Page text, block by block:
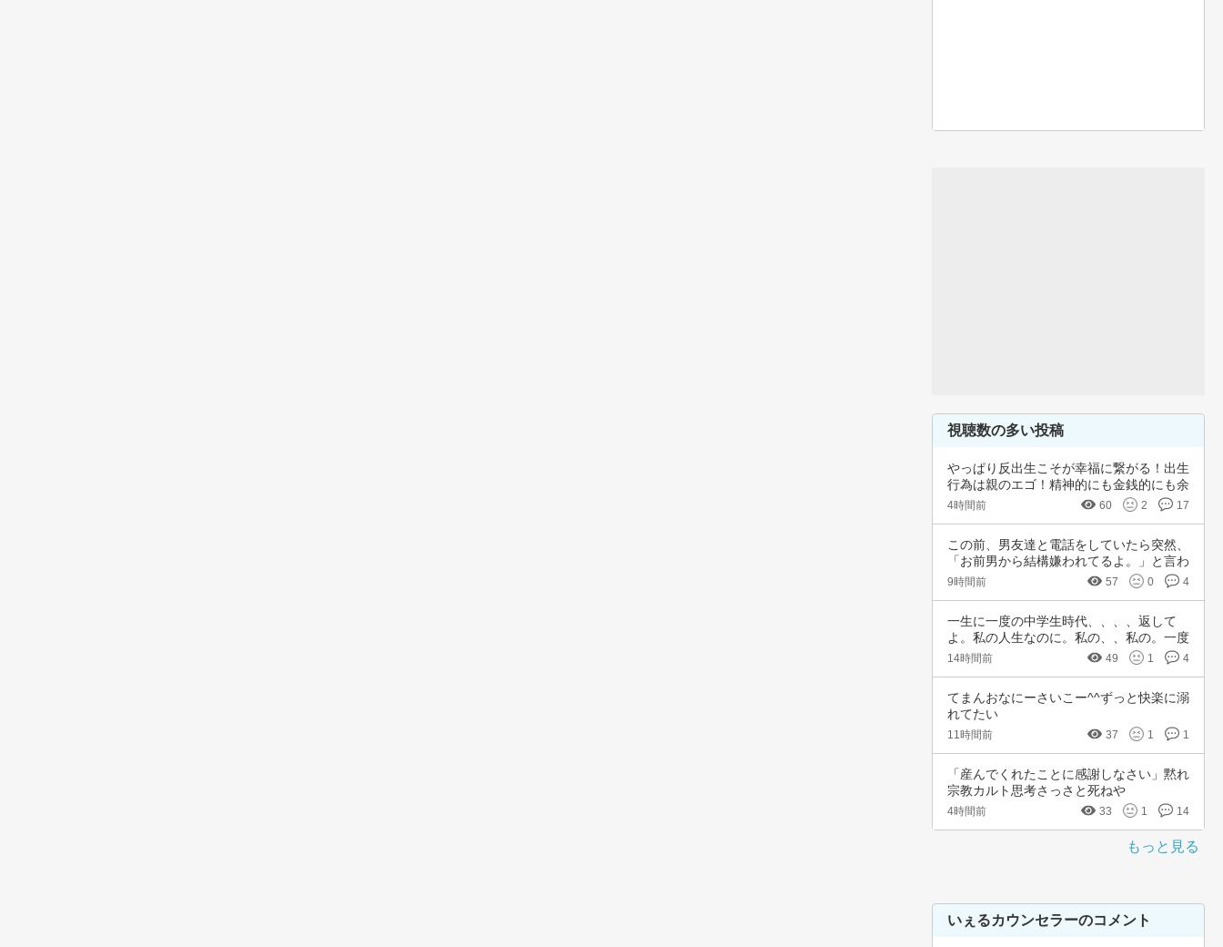
視聴数の多い投稿
やっぱり反出生こそが幸福に繋がる！出生
行為は親のエゴ！精神的にも金銭的にも余
裕ないく…
4時間前 60 2 17
この前、男友達と電話をしていたら突然、
「お前男から結構嫌われてるよ。」と言わ
れました…
9時間前 57 0 4
一生に一度の中学生時代、、、、返して
よ。私の人生なのに。私の、、私の。一度
でいいから…
14時間前 49 1 4
てまんおなにーさいこー^^ずっと快楽に溺
れてたい
11時間前 37 1 1
「産んでくれたことに感謝しなさい」黙れ
宗教カルト思考さっさと死ねや
4時間前 33 1 14
もっと見る
いぇるカウンセラーのコメント